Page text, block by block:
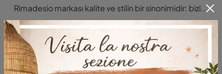
Rimadesio markası kalite ve stilin bir sinonimidir: bizi ziyaret etmek, markanın uzun yıllara dayanan deneyimine ve tutkusuna